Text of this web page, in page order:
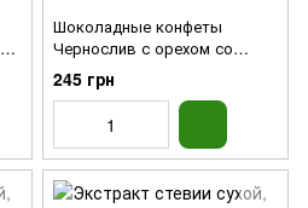
Шоколадные конфеты
Чернослив с орехом со
стевией, 150г
245 грн